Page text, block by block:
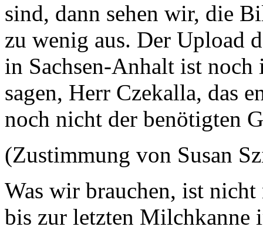
sind, dann sehen wir, die
zu wenig aus. Der Upload
in Sachsen-Anhalt ist
sagen, Herr Czekalla, das
noch nicht der benötigten
(Zustimmung von Susan
Was wir brauchen, ist
bis zur letzten Milchkanne